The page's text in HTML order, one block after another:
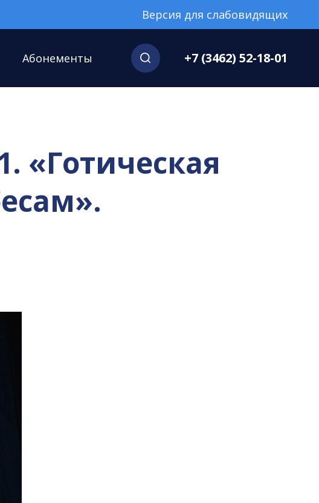
Версия для слабовидящих
Абонементы +7 (3462) 52-18-01
«Готическая